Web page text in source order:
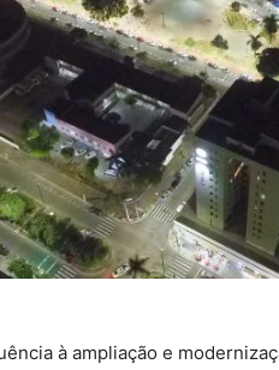
à ampliação e